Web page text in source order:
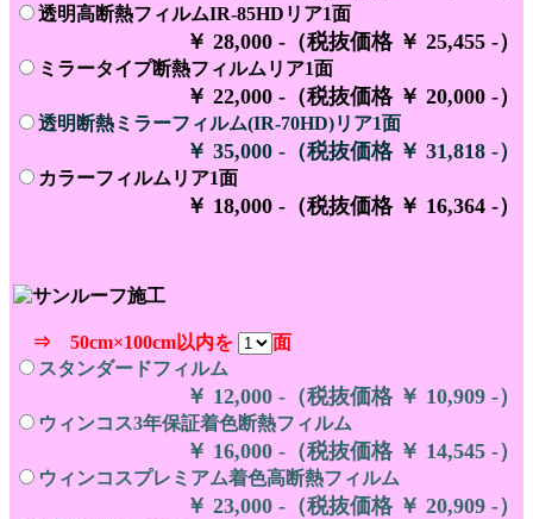
透明高断熱フィルムIR-85HDリア1面
￥ 28,000 -（税抜価格 ￥ 25,455 -）
ミラータイプ断熱フィルムリア1面
￥ 22,000 -（税抜価格 ￥ 20,000 -）
透明断熱ミラーフィルム(IR-70HD)リア1面
￥ 35,000 -（税抜価格 ￥ 31,818 -）
カラーフィルムリア1面
￥ 18,000 -（税抜価格 ￥ 16,364 -）
⇒ 50cm×100cm以内を
面
スタンダードフィルム
￥ 12,000 -（税抜価格 ￥ 10,909 -）
ウィンコス3年保証着色断熱フィルム
￥ 16,000 -（税抜価格 ￥ 14,545 -）
ウィンコスプレミアム着色高断熱フィルム
￥ 23,000 -（税抜価格 ￥ 20,909 -）